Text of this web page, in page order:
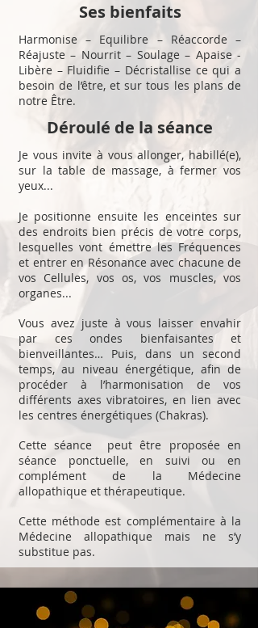
Ses bienfaits
Harmonise – Equilibre – Réaccorde –
Réajuste – Nourrit – Soulage – Apaise -
Libère – Fluidifie – Décristallise ce qui a
besoin de l’être, et sur tous les plans de
notre Être.
Déroulé de la séance
Je vous invite à vous allonger, habillé(e),
sur la table de massage, à fermer vos
yeux...
Je positionne ensuite les enceintes sur
des endroits bien précis de votre corps,
lesquelles vont émettre les Fréquences
et entrer en Résonance avec chacune de
vos Cellules, vos os, vos muscles, vos
organes...
Vous avez juste à vous laisser envahir
par ces ondes bienfaisantes et
bienveillantes… Puis, dans un second
temps, au niveau énergétique, afin de
procéder à l’harmonisation de vos
différents axes vibratoires, en lien avec
les centres énergétiques (Chakras).
Cette séance peut être proposée en
séance ponctuelle, en suivi ou en
complément de la Médecine
allopathique et thérapeutique.
Cette méthode est complémentaire à la
Médecine allopathique mais ne s’y
substitue pas.